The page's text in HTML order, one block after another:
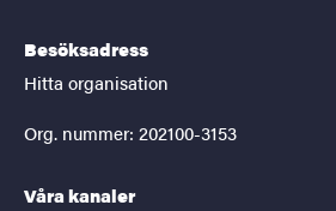
Besöksadress
Hitta organisation
Org. nummer: 202100-3153
Våra kanaler